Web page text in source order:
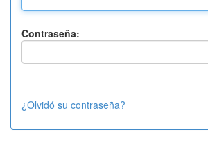
Contraseña:
¿Olvidó su contraseña?